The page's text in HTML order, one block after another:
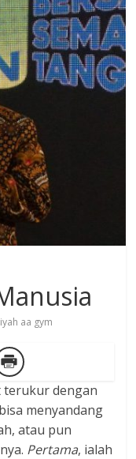
aa gym
terukur dengan
menyandang
atau pun
Pertama, ialah